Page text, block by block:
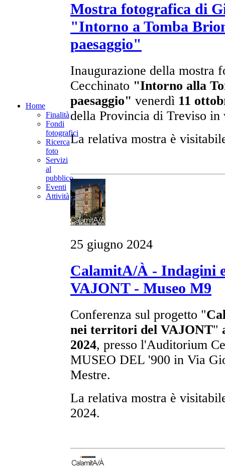
Home
Finalità
Fondi
fotografici
Ricerca
foto
Servizi
al
pubblico
Eventi
Attività
Mostra fotografica di
"Intorno a Tomba
paesaggio"
Inaugurazione della mostra
Cecchinato "Intorno alla
paesaggio" venerdì 11
della Provincia di Treviso
La relativa mostra è
25 giugno 2024
CalamitA/À - Indagini
VAJONT - Museo M9
Conferenza sul progetto "
nei territori del VAJONT"
2024, presso l'Auditorium
MUSEO DEL '900 in Via
Mestre.
La relativa mostra è
2024.